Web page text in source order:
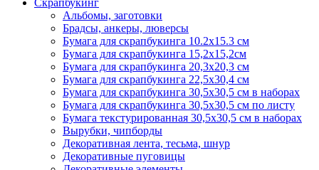
Скрапбукинг
Альбомы, заготовки
Брадсы, анкеры, люверсы
Бумага для скрапбукинга 10.2х15.3 см
Бумага для скрапбукинга 15,2х15,2см
Бумага для скрапбукинга 20,3х20,3 см
Бумага для скрапбукинга 22,5х30,4 см
Бумага для скрапбукинга 30,5х30,5 см в наборах
Бумага для скрапбукинга 30,5х30,5 см по листу
Бумага текстурированная 30,5х30,5 см в наборах
Вырубки, чипборды
Декоративная лента, тесьма, шнур
Декоративные пуговицы